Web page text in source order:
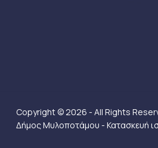
Copyright © 2026 - All Rights
Δήμος Μυλοποτάμου - Κατασκευή